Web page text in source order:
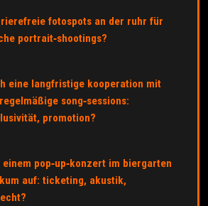
fotospots an der ruhr für
portrait‑shootings?
eine langfristige kooperation mit
song‑sessions:
promotion?
pop‑up‑konzert im biergarten
auf: ticketing, akustik,